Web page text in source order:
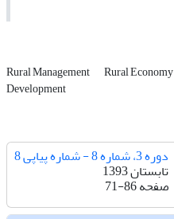
Rural Management Rural Economy
Development
دوره 3، شماره 8 - شماره پیاپی 8
تابستان 1393
صفحه71-86